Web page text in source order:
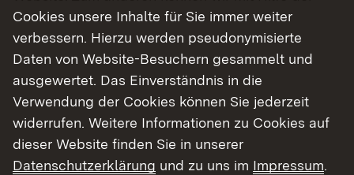
Finde dein Studium in Baden-Württemberg
Cookies unsere Inhalte für Sie immer weiter
verbessern. Hierzu werden pseudonymisierte
Daten von Website-Besuchern gesammelt und
ausgewertet. Das Einverständnis in die
Verwendung der Cookies können Sie jederzeit
widerrufen. Weitere Informationen zu Cookies auf
dieser Website finden Sie in unserer
Datenschutzerklärung und zu uns im Impressum.